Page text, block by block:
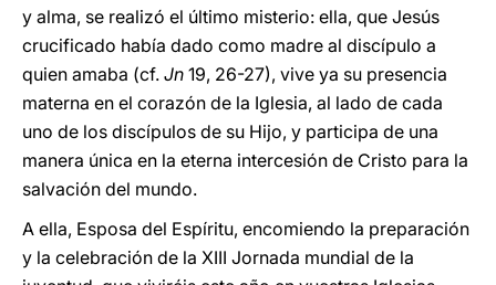
y alma, se realizó el último misterio: ella, que Jesús
crucificado había dado como madre al discípulo a
quien amaba (cf. Jn 19, 26-27), vive ya su presencia
materna en el corazón de la Iglesia, al lado de cada
uno de los discípulos de su Hijo, y participa de una
manera única en la eterna intercesión de Cristo para la
salvación del mundo.
A ella, Esposa del Espíritu, encomiendo la preparación
y la celebración de la XIII Jornada mundial de la